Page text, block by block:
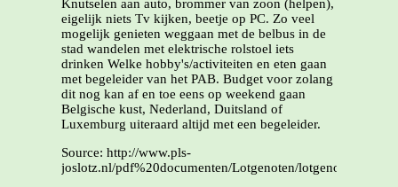
Knutselen aan auto, brommer van zoon (helpen),
eigelijk niets Tv kijken, beetje op PC. Zo veel
mogelijk genieten weggaan met de belbus in de
stad wandelen met elektrische rolstoel iets
drinken Welke hobby's/activiteiten en eten gaan
met begeleider van het PAB. Budget voor zolang
dit nog kan af en toe eens op weekend gaan
Belgische kust, Nederland, Duitsland of
Luxemburg uiteraard altijd met een begeleider.
Source: http://www.pls-
joslotz.nl/pdf%20documenten/Lotgenoten/